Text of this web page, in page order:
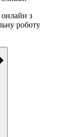
з
роботу